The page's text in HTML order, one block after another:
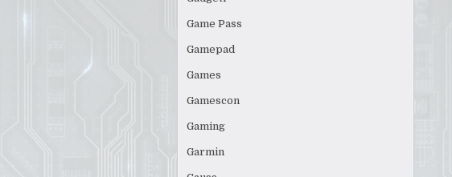
Game Pass
Gamepad
Games
Gamescon
Gaming
Garmin